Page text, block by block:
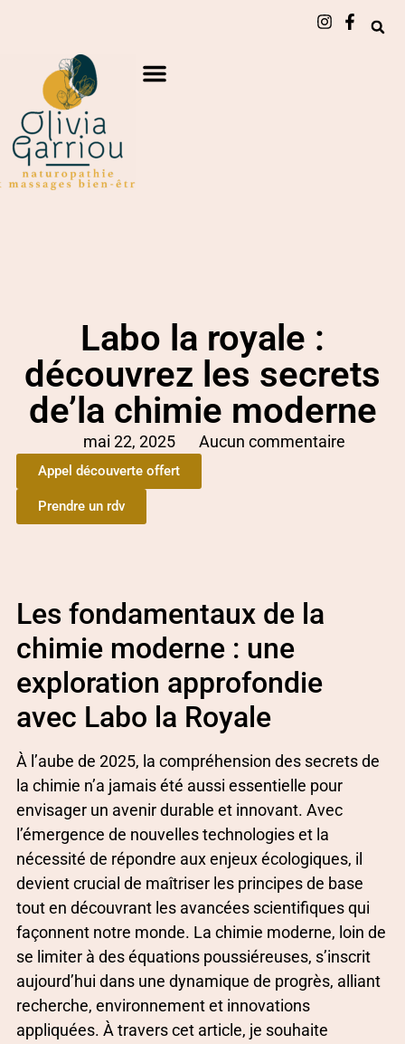
Labo la royale :
découvrez les secrets
de’la chimie moderne
mai 22, 2025 Aucun commentaire
Appel découverte offert
Prendre un rdv
Les fondamentaux de la
chimie moderne : une
exploration approfondie
avec Labo la Royale
À l’aube de 2025, la compréhension des secrets de
la chimie n’a jamais été aussi essentielle pour
envisager un avenir durable et innovant. Avec
l’émergence de nouvelles technologies et la
nécessité de répondre aux enjeux écologiques, il
devient crucial de maîtriser les principes de base
tout en découvrant les avancées scientifiques qui
façonnent notre monde. La chimie moderne, loin de
se limiter à des équations poussiéreuses, s’inscrit
aujourd’hui dans une dynamique de progrès, alliant
recherche, environnement et innovations
appliquées. À travers cet article, je souhaite